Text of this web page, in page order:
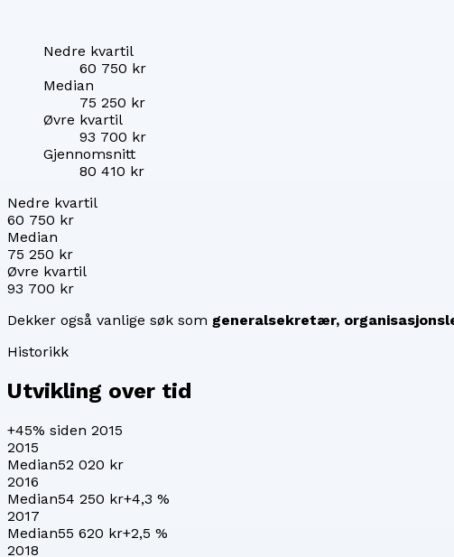
Nedre kvartil
60 750 kr
Median
75 250 kr
Øvre kvartil
93 700 kr
Gjennomsnitt
80 410 kr
Nedre kvartil
60 750 kr
Median
75 250 kr
Øvre kvartil
93 700 kr
Dekker også vanlige søk som generalsekretær,
Historikk
Utvikling over tid
+45% siden 2015
2015
Median52 020 kr
2016
Median54 250 kr+4,3 %
2017
Median55 620 kr+2,5 %
2018